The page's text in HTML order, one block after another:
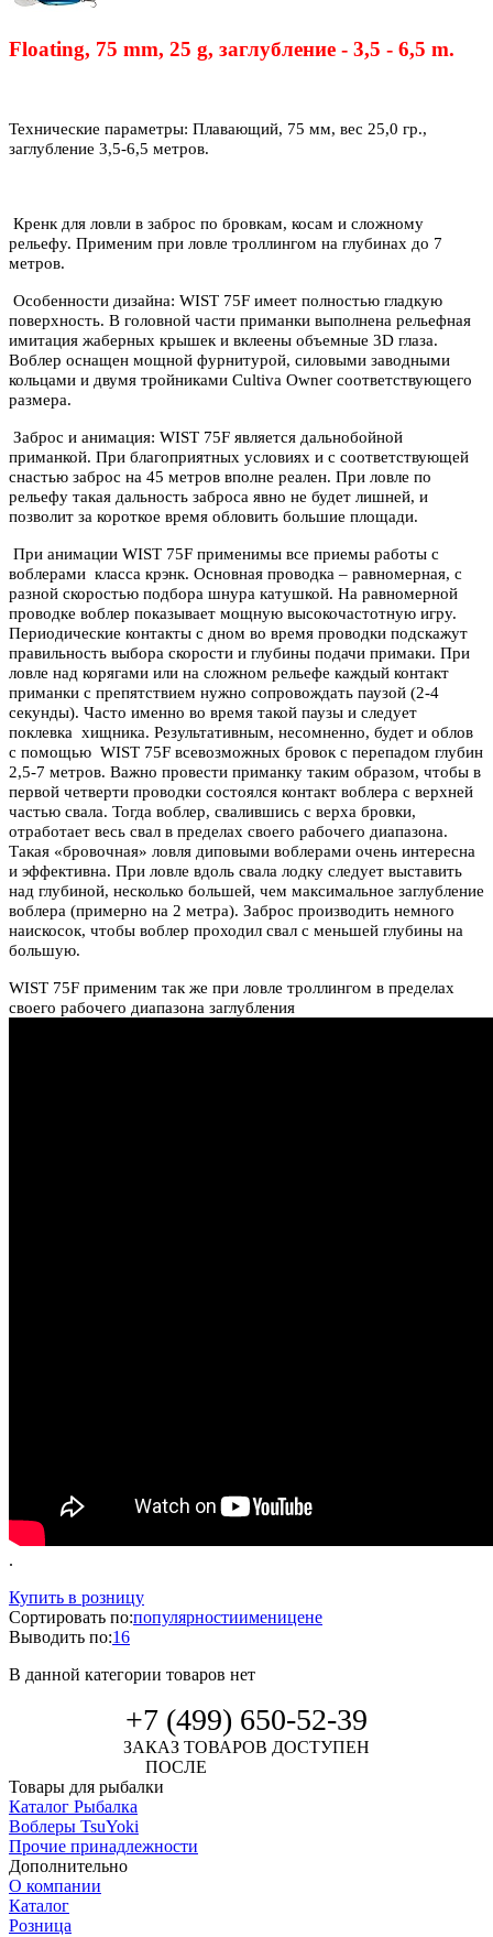
Floating, 75 mm, 25 g, заглубление - 3,5 - 6,5 m.
Технические параметры: Плавающий, 75 мм, вес 25,0 гр.,
заглубление 3,5-6,5 метров.
Кренк для ловли в заброс по бровкам, косам и сложному
рельефу. Применим при ловле троллингом на глубинах до 7
метров.
Особенности дизайна: WIST 75F имеет полностью гладкую
поверхность. В головной части приманки выполнена рельефная
имитация жаберных крышек и вклеены объемные 3D глаза.
Воблер оснащен мощной фурнитурой, силовыми заводными
кольцами и двумя тройниками Cultiva Owner соответствующего
размера.
Заброс и анимация: WIST 75F является дальнобойной
приманкой. При благоприятных условиях и с соответствующей
снастью заброс на 45 метров вполне реален. При ловле по
рельефу такая дальность заброса явно не будет лишней, и
позволит за короткое время обловить большие площади.
При анимации WIST 75F применимы все приемы работы с
воблерами класса крэнк. Основная проводка – равномерная, с
разной скоростью подбора шнура катушкой. На равномерной
проводке воблер показывает мощную высокочастотную игру.
Периодические контакты с дном во время проводки подскажут
правильность выбора скорости и глубины подачи примаки. При
ловле над корягами или на сложном рельефе каждый контакт
приманки с препятствием нужно сопровождать паузой (2-4
секунды). Часто именно во время такой паузы и следует
поклевка хищника. Результативным, несомненно, будет и облов
с помощью WIST 75F всевозможных бровок с перепадом глубин
2,5-7 метров. Важно провести приманку таким образом, чтобы в
первой четверти проводки состоялся контакт воблера с верхней
частью свала. Тогда воблер, свалившись с верха бровки,
отработает весь свал в пределах своего рабочего диапазона.
Такая «бровочная» ловля диповыми воблерами очень интересна
и эффективна. При ловле вдоль свала лодку следует выставить
над глубиной, несколько большей, чем максимальное заглубление
воблера (примерно на 2 метра). Заброс производить немного
наискосок, чтобы воблер проходил свал с меньшей глубины на
большую.
WIST 75F применим так же при ловле троллингом в пределах
своего рабочего диапазона заглубления
.
Купить в розницу
Сортировать по:популярностиименицене
Выводить по:16
В данной категории товаров нет
+7 (499) 650-52-39
ЗАКАЗ ТОВАРОВ ДОСТУПЕН
ПОСЛЕ
Товары для рыбалки
Каталог Рыбалка
Воблеры TsuYoki
Прочие принадлежности
Дополнительно
О компании
Каталог
Розница